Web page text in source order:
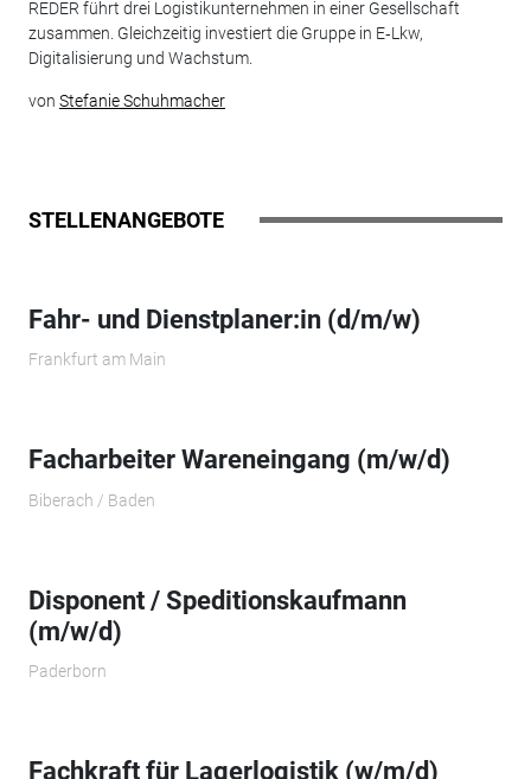
REDER führt drei Logistikunternehmen in einer Gesellschaft
zusammen. Gleichzeitig investiert die Gruppe in E‑Lkw,
Digitalisierung und Wachstum.
von Stefanie Schuhmacher
STELLENANGEBOTE
Fahr- und Dienstplaner:in (d/m/w)
Frankfurt am Main
Facharbeiter Wareneingang (m/w/d)
Biberach / Baden
Disponent / Speditionskaufmann
(m/w/d)
Paderborn
Fachkraft für Lagerlogistik (w/m/d)